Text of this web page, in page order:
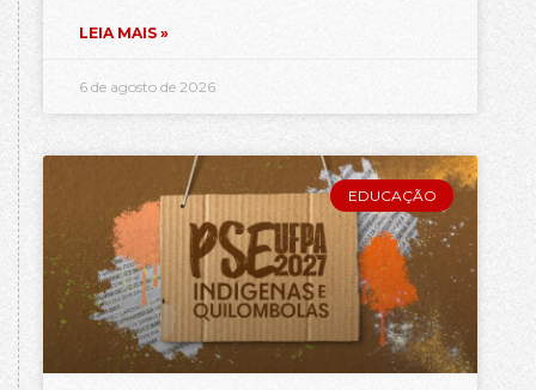
LEIA MAIS »
6 de agosto de 2026
EDUCAÇÃO